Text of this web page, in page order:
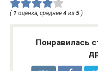
( 1 оценка, среднее 4 из 5 )
Понравилась